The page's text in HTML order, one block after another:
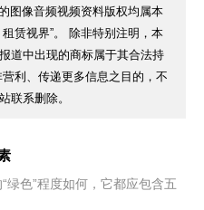
图像音频视频资料版权均属本
赁视界”。 除非特别注明，本
道中出现的商标属于其合法持
利、传递更多信息之目的，不
联系删除。
绿色”程度如何，它都应包含五